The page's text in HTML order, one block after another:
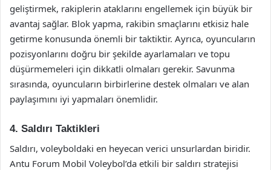
geliştirmek, rakiplerin ataklarını engellemek için büyük bir
avantaj sağlar. Blok yapma, rakibin smaçlarını etkisiz hale
getirme konusunda önemli bir taktiktir. Ayrıca, oyuncuların
pozisyonlarını doğru bir şekilde ayarlamaları ve topu
düşürmemeleri için dikkatli olmaları gerekir. Savunma
sırasında, oyuncuların birbirlerine destek olmaları ve alan
paylaşımını iyi yapmaları önemlidir.
4. Saldırı Taktikleri
Saldırı, voleyboldaki en heyecan verici unsurlardan biridir.
Antu Forum Mobil Voleybol’da etkili bir saldırı stratejisi